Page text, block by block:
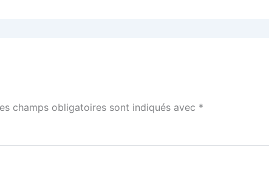
champs obligatoires sont indiqués avec *